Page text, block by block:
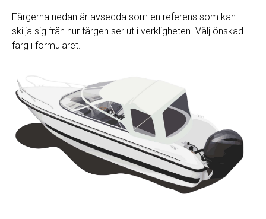
Färgerna nedan är avsedda som en referens som kan
skilja sig från hur färgen ser ut i verkligheten. Välj önskad
färg i formuläret.